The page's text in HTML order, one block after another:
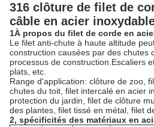
316 clôture de filet de
câble en acier
1À propos du filet de corde en
Le filet anti-chute à haute altitude
construction causées par des chutes
processus de construction.Escaliers
plats, etc.
Range d'application: clôture de zoo,
chutes du toit, filet intercalé en acier
protection du jardin, filet de clôture
des plantes, filet tissé en métal, filet
2, spécificités des matériaux en